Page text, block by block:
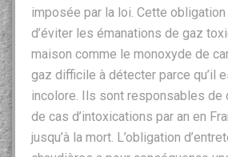
imposée par la loi. Cette obligation
d’éviter les émanations de gaz
maison comme le monoxyde de
gaz difficile à détecter parce qu’il
incolore. Ils sont responsables de
de cas d’intoxications par an en
jusqu’à la mort. L’obligation